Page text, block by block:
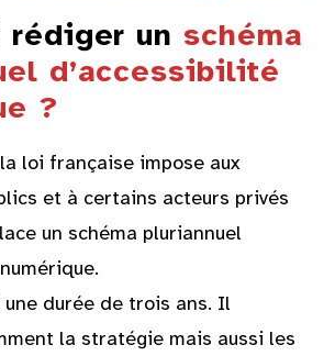
rédiger un schéma
d’accessibilité
?
la loi française impose aux
et à certains acteurs privés
un schéma pluriannuel
une durée de trois ans. Il
la stratégie mais aussi les